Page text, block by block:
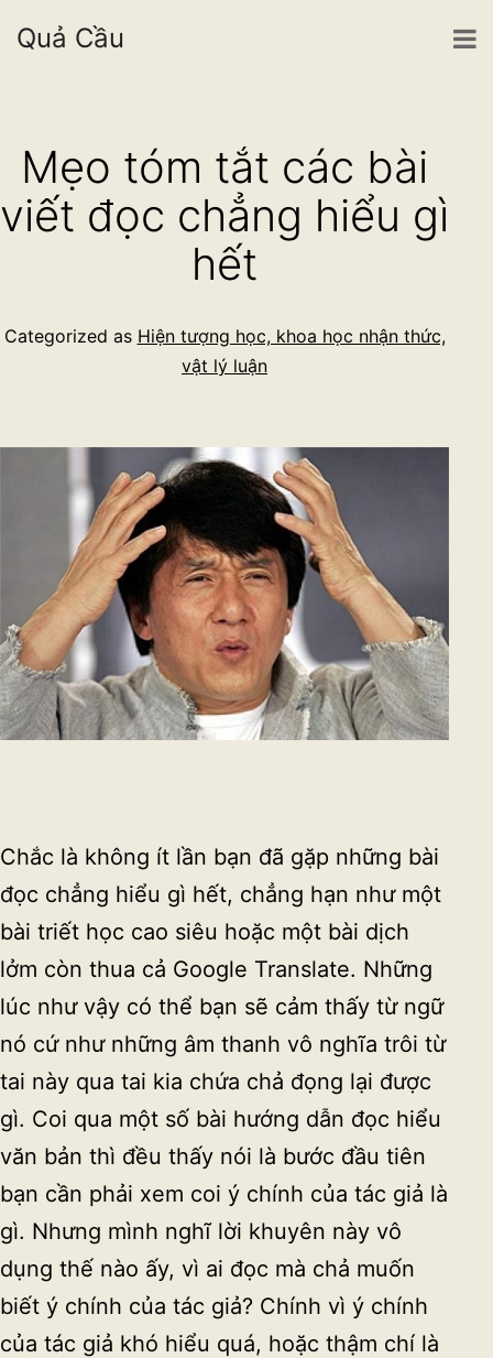
Quả Cầu
content
Mẹo tóm tắt các bài
viết đọc chẳng hiểu gì
hết
Categorized as Hiện tượng học, khoa học nhận thức,
vật lý luận
Chắc là không ít lần bạn đã gặp những bài
đọc chẳng hiểu gì hết, chẳng hạn như một
bài triết học cao siêu hoặc một bài dịch
lởm còn thua cả Google Translate. Những
lúc như vậy có thể bạn sẽ cảm thấy từ ngữ
nó cứ như những âm thanh vô nghĩa trôi từ
tai này qua tai kia chứa chả đọng lại được
gì. Coi qua một số bài hướng dẫn đọc hiểu
văn bản thì đều thấy nói là bước đầu tiên
bạn cần phải xem coi ý chính của tác giả là
gì. Nhưng mình nghĩ lời khuyên này vô
dụng thế nào ấy, vì ai đọc mà chả muốn
biết ý chính của tác giả? Chính vì ý chính
của tác giả khó hiểu quá, hoặc thậm chí là